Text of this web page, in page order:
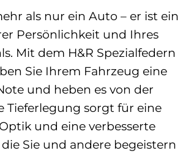
als nur ein Auto – er ist ein
Persönlichkeit und Ihres
Mit dem H&R Spezialfedern
Sie Ihrem Fahrzeug eine
und heben es von der
Tieferlegung sorgt für eine
und eine verbesserte
Sie und andere begeistern